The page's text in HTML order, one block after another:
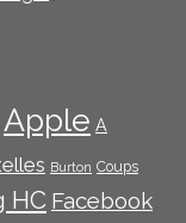
Apple A
Burton Coups
HC Facebook